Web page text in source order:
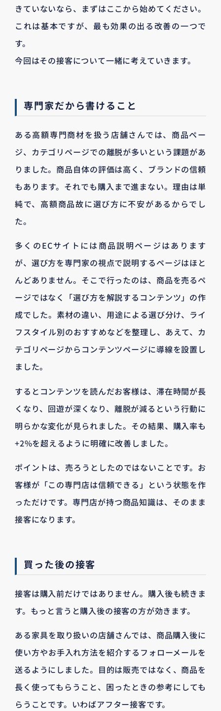
きていないなら、まずはここから始めてください。
これは基本ですが、最も効果の出る改善の一つで
す。
今回はその接客について一緒に考えていきます。
専門家だから書けること
ある高額専門商材を扱う店舗さんでは、商品ペー
ジ、カテゴリページでの離脱が多いという課題があ
りました。商品自体の評価は高く、ブランドの信頼
もあります。それでも購入まで進まない。理由は単
純で、高額商品故に選び方に不安があるからでし
た。
多くのECサイトには商品説明ページはあります
が、選び方を専門家の視点で説明するページはほと
んどありません。そこで行ったのは、商品を売るペ
ージではなく「選び方を解説するコンテンツ」の作
成でした。素材の違い、用途による選び分け、ライ
フスタイル別のおすすめなどを整理し、あえて、カ
テゴリページからコンテンツページに導線を設置し
ました。
するとコンテンツを読んだお客様は、滞在時間が長
くなり、回遊が深くなり、離脱が減るという行動に
明らかな変化が見られました。その結果、購入率も
+2%を超えるように明確に改善しました。
ポイントは、売ろうとしたのではないことです。お
客様が「この専門店は信頼できる」という状態を作
っただけです。専門店が持つ商品知識は、そのまま
接客になります。
買った後の接客
接客は購入前だけではありません。購入後も続きま
す。もっと言うと購入後の接客の方が効きます。
ある家具を取り扱いの店舗さんでは、商品購入後に
使い方やお手入れ方法を紹介するフォローメールを
送るようにしました。目的は販売ではなく、商品を
長く使ってもらうこと、困ったときの参考にしても
らうことです。いわばアフター接客です。